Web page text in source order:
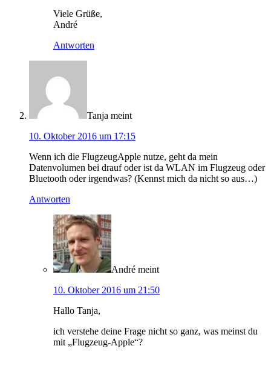
Viele Grüße,
André
Antworten
Tanja meint
10. Oktober 2016 um 17:15
Wenn ich die FlugzeugApple nutze, geht da mein
Datenvolumen bei drauf oder ist da WLAN im Flugzeug oder
Bluetooth oder irgendwas? (Kennst mich da nicht so aus…)
Antworten
André meint
10. Oktober 2016 um 21:50
Hallo Tanja,
ich verstehe deine Frage nicht so ganz, was meinst du
mit „Flugzeug-Apple“?